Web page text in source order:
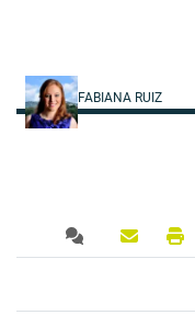
FABIANA RUIZ